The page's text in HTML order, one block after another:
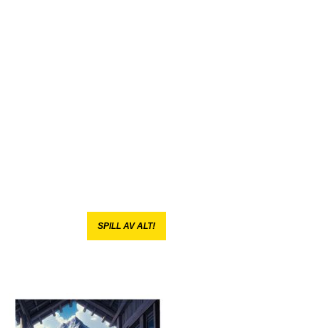
SPILL AV ALT!